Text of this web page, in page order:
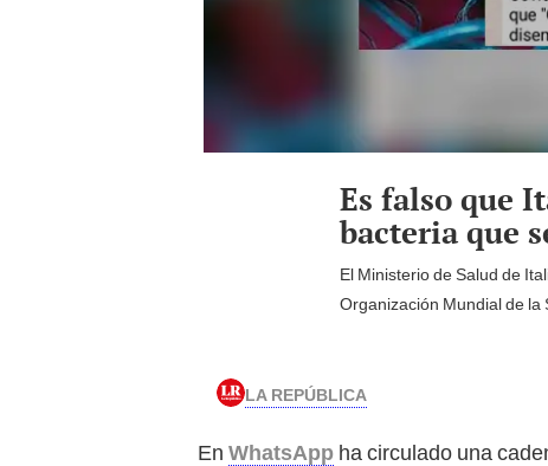
Es falso que
bacteria que
El Ministerio de Salud de
Organización Mundial de la
LA REPÚBLICA
En WhatsApp ha circulado una